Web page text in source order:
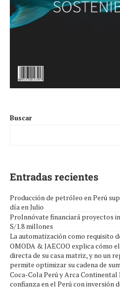
Buscar
Entradas recientes
Producción de petróleo en Perú
día en Julio
ProInnóvate financiará proyectos
S/1.8 millones
La automatización como requisito
OMODA & JAECOO explica cómo
directa de su casa matriz, y no un
permite optimizar su cadena de
Coca-Cola Perú y Arca
confianza en el Perú con inversión